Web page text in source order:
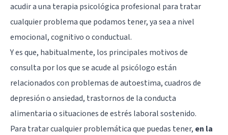
acudir a una terapia psicológica profesional para tratar
cualquier problema que podamos tener, ya sea a nivel
emocional, cognitivo o conductual.
Y es que, habitualmente, los principales motivos de
consulta por los que se acude al psicólogo están
relacionados con problemas de autoestima, cuadros de
depresióno ansiedad, trastornos de la conducta
alimentaria o situaciones de estrés laboral sostenido.
Para tratar cualquier problemática que puedas tener, en la